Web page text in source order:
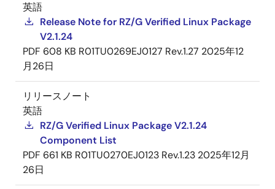
英語
Release Note for RZ/G Verified Linux Package
V2.1.24
PDF 608 KB R01TU0269EJ0127 Rev.1.27 2025年12
月26日
リリースノート
英語
RZ/G Verified Linux Package V2.1.24
Component List
PDF 661 KB R01TU0270EJ0123 Rev.1.23 2025年12月
26日